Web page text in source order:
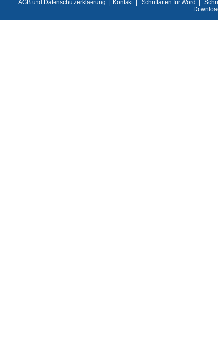
AGB und Datenschutzerklaerung Kontakt| Schriftarten für Word